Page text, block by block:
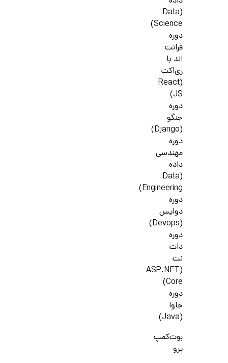
(Data
Science)
دوره
فرانت
اند با
ری‌اکت
(React
JS)
دوره
جنگو
(Django)
دوره
مهندسی
داده
(Data
Engineering)
دوره
دواپس
(Devops)
دوره
دات
نت
(ASP.NET
Core)
دوره
جاوا
(Java)
بوت‌کمپ
پرو